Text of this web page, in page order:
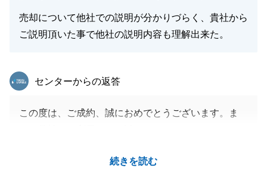
申し上げます。
閉じる
売却について他社での説明が分かりづらく、貴社から
ご説明頂いた事で他社の説明内容も理解出来た。
続きを読む
東急リバブル
センターからの返答
この度は、ご成約、誠におめでとうございます。ま
お買い換え先もお手伝いをさせて頂き、弊社のサービ